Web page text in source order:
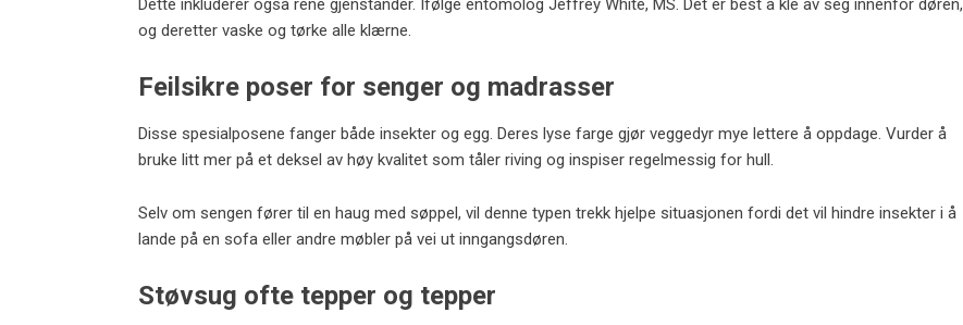
Dette inkluderer også rene gjenstander. Ifølge entomolog Jeffrey White, MS. Det er best å kle av seg innenfor døren,
og deretter vaske og tørke alle klærne.
Feilsikre poser for senger og madrasser
Disse spesialposene fanger både insekter og egg. Deres lyse farge gjør veggedyr mye lettere å oppdage. Vurder å
bruke litt mer på et deksel av høy kvalitet som tåler riving og inspiser regelmessig for hull.
Selv om sengen fører til en haug med søppel, vil denne typen trekk hjelpe situasjonen fordi det vil hindre insekter i å
lande på en sofa eller andre møbler på vei ut inngangsdøren.
Støvsug ofte tepper og tepper